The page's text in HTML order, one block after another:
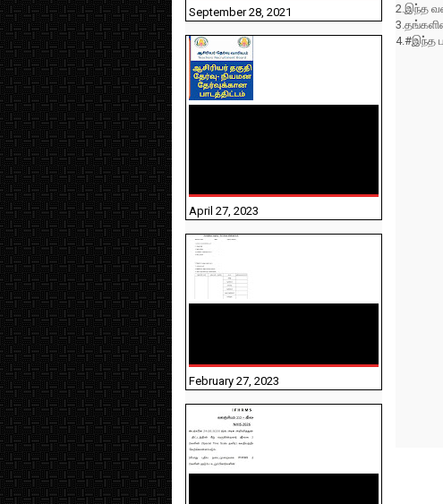
2.இந்த
4.#இந்த
September 28, 2021
April 27, 2023
February 27, 2023